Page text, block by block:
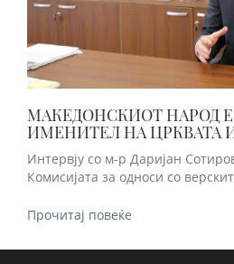
МАКЕДОНСКИОТ НАРОД
ИМЕНИТЕЛ НА ЦРКВАТА
Интервју со м-р Даријан
Комисијата за односи со
Прочитај повеќе